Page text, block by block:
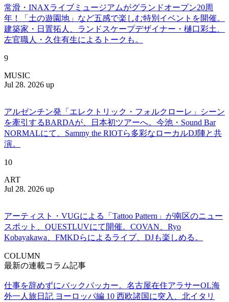
常滑・INAXライブミュージアムがグランドオープン20周
年！「土の遊園地」など五感で楽しむ特別イベントを開催。
建築家・日置拓人、ランドスケープデザイナー・樋口彩土、
左官職人・久住有生によるトークも。
9
MUSIC
Jul 28. 2026 up
アルゼンチン発「エレクトリック・フォルクローレ」シーン
を牽引するBARDAが、日本初ツアーへ。今池・Sound Bar
NORMALにて、Sammy the RIOTら多彩なローカルDJ陣と共
演。
10
ART
Jul 28. 2026 up
アーティスト・VUGによる「Tattoo Pattern」が南区のニュー
スポット、QUESTLUVにて開催。COVAN、Ryo
Kobayakawa、FMKDらによるライブ、DJも楽しめる。
COLUMN
最新の連載コラム記事
仕事を辞めずにバックパッカー。名古屋在住アラサーOL海
外一人旅日記 ヨーロッパ編 10 西欧諸国に突入、北イタリ